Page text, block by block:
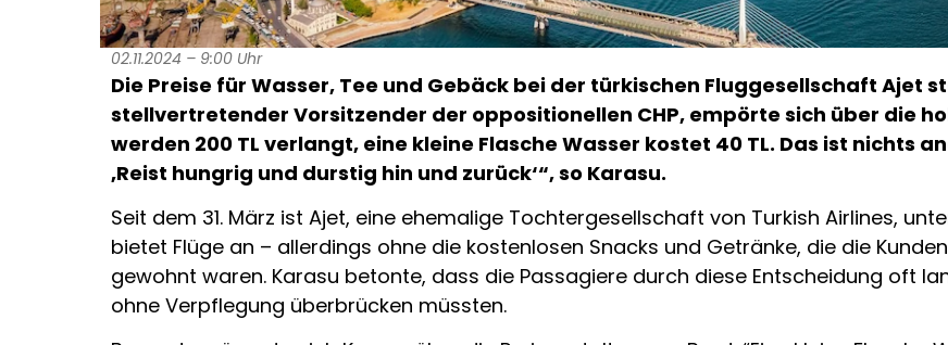
02.11.2024 – 9:00 Uhr
Die Preise für Wasser, Tee und Gebäck bei der türkischen Fluggesellschaft Ajet
stellvertretender Vorsitzender der oppositionellen CHP, empörte sich über die
werden 200 TL verlangt, eine kleine Flasche Wasser kostet 40 TL. Das ist nichts
‚Reist hungrig und durstig hin und zurück‘“, so Karasu.
Seit dem 31. März ist Ajet, eine ehemalige Tochtergesellschaft von Turkish Airlines,
bietet Flüge an – allerdings ohne die kostenlosen Snacks und Getränke, die die
gewohnt waren. Karasu betonte, dass die Passagiere durch diese Entscheidung oft
ohne Verpflegung überbrücken müssten.